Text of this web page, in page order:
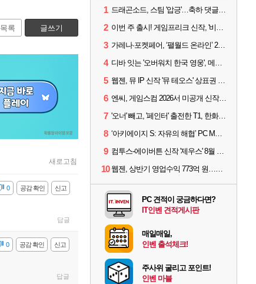
목록 글쓰기
새로고침
신고
공감 확인
0
답글
신고
공감 확인
0
답글
1 드래곤소드, 스팀 '압긍'…축하 댓글 달고 게임 코드 받자!
2 이번 주 출시! 게임프리크 신작, '비스트 오브 리인카네이션'
3 가레나·포켓페어, ‘팰월드 온라인’ 2026년 출시 예고
4 디바 잇는 '오버워치 한국 영웅', 메카 파일럿 디몬 나온다
5 웹젠, 뮤 IP 신작 '뮤 테오스' 상표권 출원
6 엔씨, 게임스컴 2026서 미공개 신작 최초 공개
7 '오너' 빼고, '페인터' 출전한 T1, 한화생명에 패배
8 ‘아키에이지 S: 자유의 해협’ PC MMORPG로 개발한다
9 컴투스-에이버튼 신작 '제우스' 8월 26일 출시…"모두를 위한 경쟁"
10 웹젠, 상반기 영업수익 773억 원…순이익 89% 증가
PC 견적이 궁금하다면?
IT인벤 견적게시판
매일매일,
인벤 출석체크!
주사위 굴리고 포인트!
인벤 마블